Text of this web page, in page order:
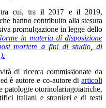
tra cui, tra il 2017 e il 2019,
che hanno contribuito alla stesura
promulgazione in legge dello
in materia di disposizione
mortem a fini di studio, di
di ricerca commissionate da
è autore e co-autore di articoli
patologie otorinolaringoiatriche,
italiani e stranieri e di testi